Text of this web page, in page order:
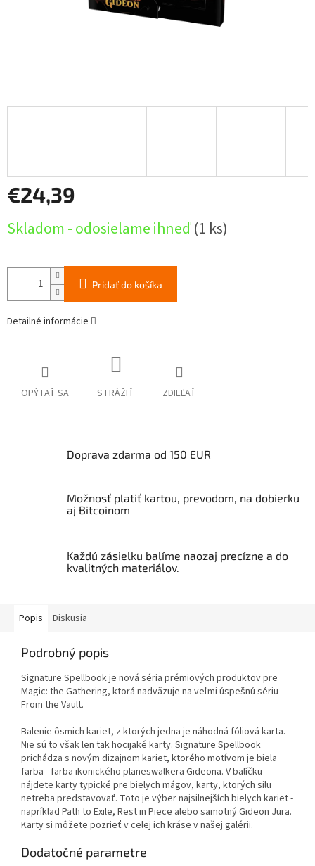
€24,39
cena:
Skladom - odosielame ihneď(1 ks)
Pridať do košíka
Detailné informácie
OPÝTAŤ SA STRÁŽIŤ ZDIEĽAŤ
Doprava zdarma od 150 EUR
Možnosť platiť kartou, prevodom, na dobierku
aj Bitcoinom
Každú zásielku balíme naozaj precízne a do
kvalitných materiálov.
Popis Diskusia
Podrobný popis
Signature Spellbook je nová séria prémiových produktov pre
Magic: the Gathering, ktorá nadväzuje na veľmi úspešnú sériu
From the Vault.
Balenie ôsmich kariet, z ktorých jedna je náhodná fóliová karta.
Nie sú to však len tak hocijaké karty. Signature Spellbook
prichádza s novým dizajnom kariet, ktorého motívom je biela
farba - farba ikonického planeswalkera Gideona. V balíčku
nájdete karty typické pre bielych mágov, karty, ktorých silu
netreba predstavovať. Toto je výber najsilnejších bielych kariet -
napríklad Path to Exile, Rest in Piece alebo samotný Gideon Jura.
Karty si môžete pozrieť v celej ich kráse v našej galérii.
Dodatočné parametre